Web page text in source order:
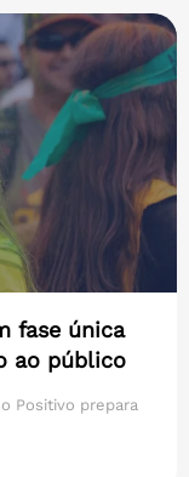
fase única
ao público
Positivo prepara